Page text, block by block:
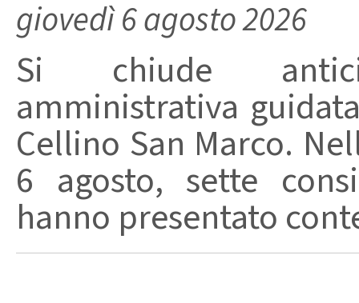
giovedì 6 agosto 2026
Si chiude
amministrativa
Cellino San Marco.
6 agosto, sette
hanno presentato